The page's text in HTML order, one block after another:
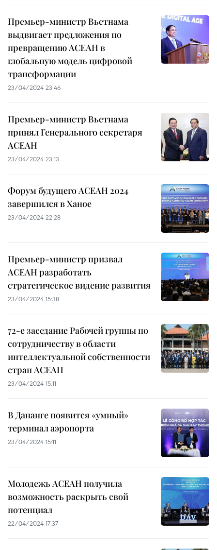
Премьер-министр Вьетнама
выдвигает предложения по
превращению АСЕАН в
глобальную модель цифровой
трансформации
23/04/2024 23:46
Премьер-министр Вьетнама
принял Генерального секретаря
АСЕАН
23/04/2024 23:13
Форум будущего АСЕАН 2024
завершился в Ханое
23/04/2024 22:28
Премьер-министр призвал
АСЕАН разработать
стратегическое видение развития
23/04/2024 15:38
72-е заседание Рабочей группы по
сотрудничеству в области
интеллектуальной собственности
стран АСЕАН
23/04/2024 15:11
В Дананге появится «умный»
терминал аэропорта
23/04/2024 15:11
Молодежь АСЕАН получила
возможность раскрыть свой
потенциал
22/04/2024 17:37